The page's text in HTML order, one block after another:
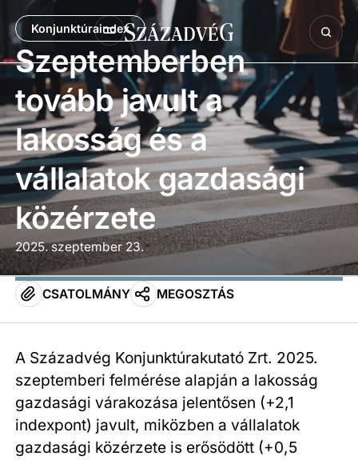
Konjunktúraindex
Szeptemberben
tovább javult a
lakosság és a
vállalatok gazdasági
közérzete
2025. szeptember 23.
CSATOLMÁNY MEGOSZTÁS
A Századvég Konjunktúrakutató Zrt. 2025.
szeptemberi felmérése alapján a lakosság
gazdasági várakozása jelentősen (+2,1
indexpont) javult, miközben a vállalatok
gazdasági közérzete is erősödött (+0,5